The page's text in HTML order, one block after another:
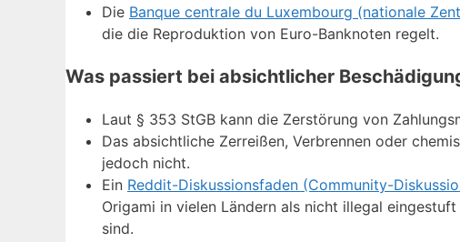
Die Banque centrale du Luxembourg (nationale
die die Reproduktion von Euro-Banknoten regelt.
Was passiert bei absichtlicher
Laut § 353 StGB kann die Zerstörung von
Das absichtliche Zerreißen, Verbrennen oder
jedoch nicht.
Ein Reddit-Diskussionsfaden (Community-
Origami in vielen Ländern als nicht illegal
sind.